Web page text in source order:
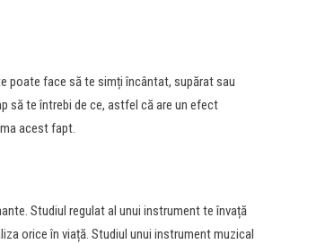
poate face să te simți încântat, supărat sau
să te întrebi de ce, astfel că are un efect
acest fapt.
Studiul regulat al unui instrument te învață
orice în viață. Studiul unui instrument muzical